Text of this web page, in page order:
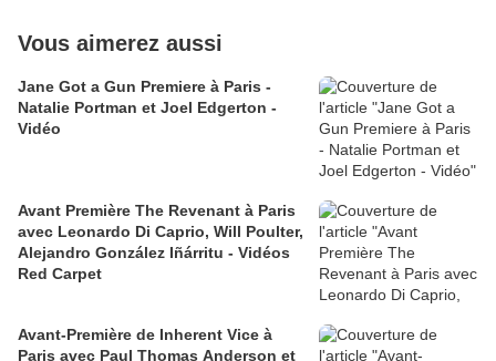
Vous aimerez aussi
Jane Got a Gun Premiere à Paris -
Natalie Portman et Joel Edgerton -
Vidéo
Avant Première The Revenant à Paris
avec Leonardo Di Caprio, Will Poulter,
Alejandro González Iñárritu - Vidéos
Red Carpet
Avant-Première de Inherent Vice à
Paris avec Paul Thomas Anderson et